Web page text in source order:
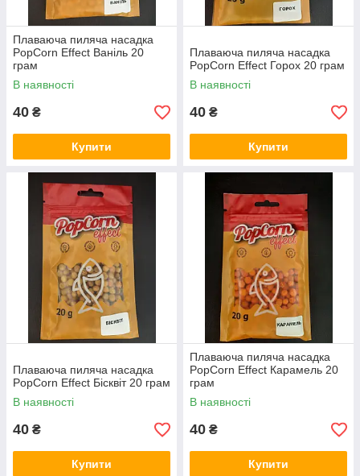
Плаваюча пиляча насадка
PopCorn Effect Ваніль 20
грам
В наявності
40 ₴
Купити
Плаваюча пиляча насадка
PopCorn Effect Горох 20 грам
В наявності
40 ₴
Купити
Плаваюча пиляча насадка
PopCorn Effect Бісквіт 20 грам
В наявності
40 ₴
Купити
Плаваюча пиляча насадка
PopCorn Effect Карамель 20
грам
В наявності
40 ₴
Купити